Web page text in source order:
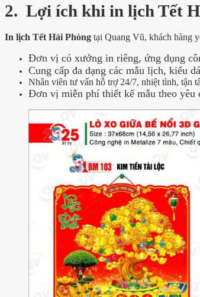
2. Lợi ích khi in lịch Tết
In lịch Tết Hải Phòng tại Quang Vũ, khách hàng
Đơn vị có xưởng in riêng, ứng dụng
Cung cấp đa dạng các mẫu lịch, kiểu
Nhân viên tư vấn hỗ trợ 24/7, nhiệt tình, tận
Đơn vị miễn phí thiết kế mẫu theo yêu